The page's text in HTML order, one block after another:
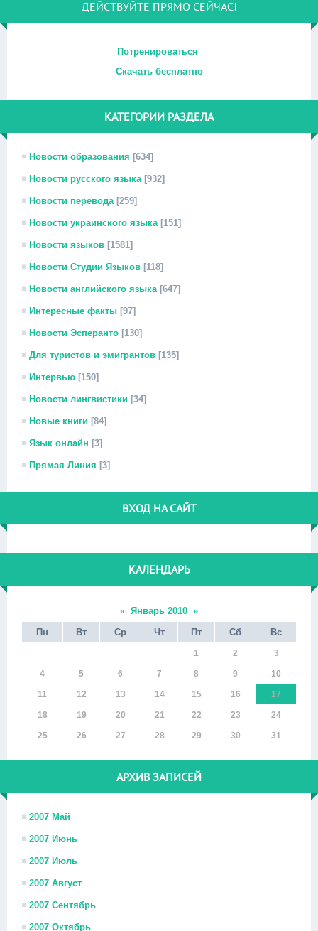
ДЕЙСТВУЙТЕ ПРЯМО СЕЙЧАС!
Потренироваться
Скачать бесплатно
КАТЕГОРИИ РАЗДЕЛА
Новости образования [634]
Новости русского языка [932]
Новости перевода [259]
Новости украинского языка [151]
Новости языков [1581]
Новости Студии Языков [118]
Новости английского языка [647]
Интересные факты [97]
Новости Эсперанто [130]
Для туристов и эмигрантов [135]
Интервью [150]
Новости лингвистики [34]
Новые книги [84]
Язык онлайн [3]
Прямая Линия [3]
ВХОД НА САЙТ
КАЛЕНДАРЬ
« Январь 2010 »
Пн
Вт Ср Чт Пт Сб Вс
1 2 3
4 5 6 7 8 9 10
11 12 13 14 15 16 17
18 19 20 21 22 23 24
25 26 27 28 29 30 31
АРХИВ ЗАПИСЕЙ
2007 Май
2007 Июнь
2007 Июль
2007 Август
2007 Сентябрь
2007 Октябрь